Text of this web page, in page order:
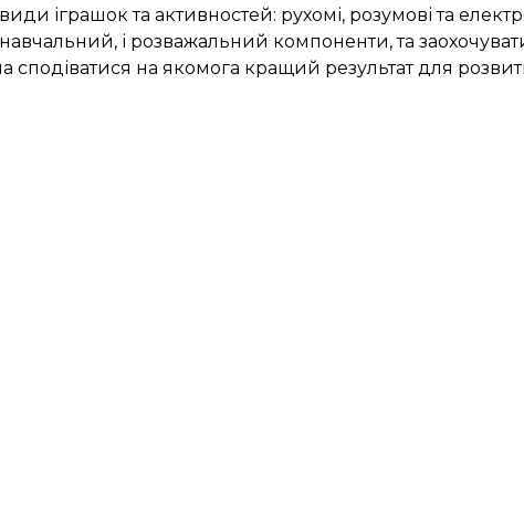
іграшок та активностей: рухомі, розумові та
навчальний, і розважальний компоненти, та
на якомога кращий результат для